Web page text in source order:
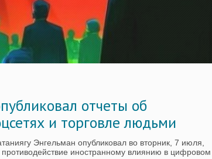
отчеты об
и торговле людьми
Энгельман опубликовал во вторник, 7 июля,
иностранному влиянию в цифровом